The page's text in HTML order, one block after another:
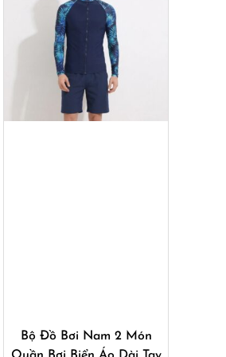
Bộ Đồ Bơi Nam 2 Món